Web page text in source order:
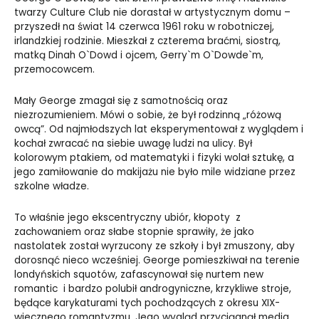
twarzy Culture Club nie dorastał w artystycznym domu –
przyszedł na świat 14 czerwca 1961 roku w robotniczej,
irlandzkiej rodzinie. Mieszkał z czterema braćmi, siostrą,
matką Dinah O`Dowd i ojcem, Gerry`m O`Dowde`m,
przemocowcem.
Mały George zmagał się z samotnością oraz
niezrozumieniem. Mówi o sobie, że był rodzinną „różową
owcą”. Od najmłodszych lat eksperymentował z wyglądem i
kochał zwracać na siebie uwagę ludzi na ulicy. Był
kolorowym ptakiem, od matematyki i fizyki wolał sztukę, a
jego zamiłowanie do makijażu nie było mile widziane przez
szkolne władze.
To właśnie jego ekscentryczny ubiór, kłopoty z
zachowaniem oraz słabe stopnie sprawiły, że jako
nastolatek został wyrzucony ze szkoły i był zmuszony, aby
dorosnąć nieco wcześniej. George pomieszkiwał na terenie
londyńskich squotów, zafascynował się nurtem new
romantic i bardzo polubił androgyniczne, krzykliwe stroje,
będące karykaturami tych pochodzących z okresu XIX-